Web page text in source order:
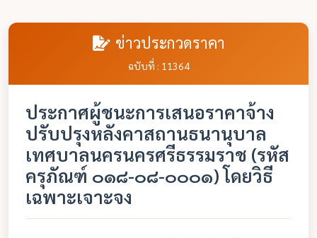
ข่าวประกวดราคา
ฉบับที่ : 11364
ประกาศผู้ชนะการเสนอราคาจ้าง
ปรับปรุงหลังคาสถานธนานุบาล
เทศบาลนครนครศรีธรรมราช (รหัส
ครุภัณฑ์ ๐๑๘-๐๘-๐๐๐๑) โดยวิธี
เฉพาะเจาะจง